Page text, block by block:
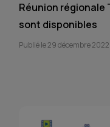
Réunion régionale
sont disponibles
Publié le 29 décembre 2022